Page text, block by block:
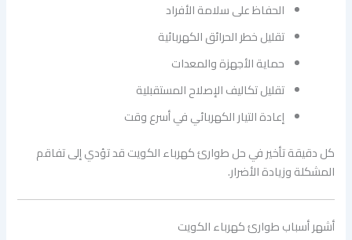
الحفاظ على سلامة الأفراد
تقليل خطر الحرائق الكهربائية
حماية الأجهزة والمعدات
تقليل تكاليف الإصلاح المستقبلية
إعادة التيار الكهربائي في أسرع وقت
كل دقيقة تأخير في حل طوارئ كهرباء الكويت قد تؤدي إلى تفاقم
المشكلة وزيادة الأضرار.
أشهر أسباب طوارئ كهرباء الكويت